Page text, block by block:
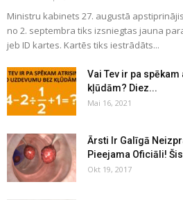
Ministru kabinets 27. augustā
no 2. septembra tiks izsniegtas jauna
jeb ID kartes. Kartēs tiks iestrādāts...
Vai Tev ir pa
kļūdām? Diez...
Mai 16, 2021
Ārsti Ir Galīgā
Pieejama Oficiāli!
Okt 19, 2017